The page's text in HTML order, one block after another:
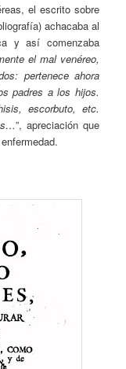
el escrito sobre
achacaba al
y así comenzaba
el mal venéreo,
pertenece ahora
padres a los hijos.
escorbuto, etc.
”, apreciación que